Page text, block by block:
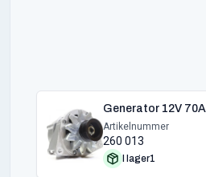
Generator 12V 70A
Artikelnummer
260 013
I lager1